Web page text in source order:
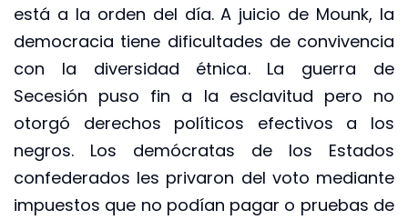
está a la orden del día. A juicio de Mounk, la
democracia tiene dificultades de convivencia
con la diversidad étnica. La guerra de
Secesión puso fin a la esclavitud pero no
otorgó derechos políticos efectivos a los
negros. Los demócratas de los Estados
confederados les privaron del voto mediante
impuestos que no podían pagar o pruebas de